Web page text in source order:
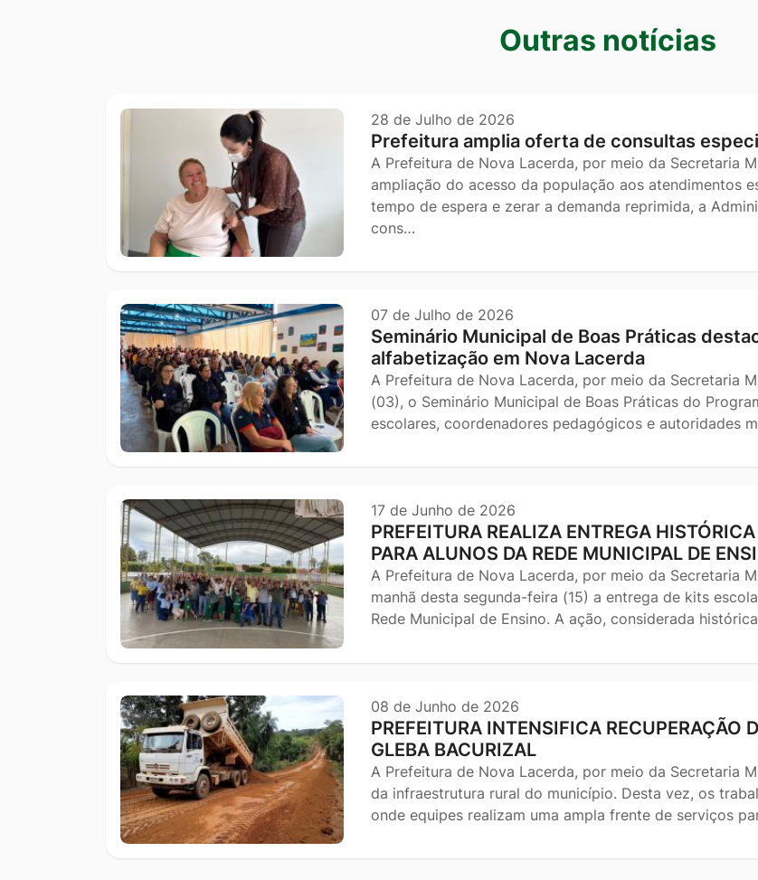
Outras notícias
28 de Julho de 2026
Prefeitura amplia oferta de consultas
A Prefeitura de Nova Lacerda, por meio da Secretaria
ampliação do acesso da população aos atendimentos
tempo de espera e zerar a demanda reprimida, a
cons…
07 de Julho de 2026
Seminário Municipal de Boas Práticas
alfabetização em Nova Lacerda
A Prefeitura de Nova Lacerda, por meio da Secretaria
(03), o Seminário Municipal de Boas Práticas do
escolares, coordenadores pedagógicos e autoridades
17 de Junho de 2026
PREFEITURA REALIZA ENTREGA
PARA ALUNOS DA REDE MUNICIPAL DE
A Prefeitura de Nova Lacerda, por meio da Secretaria
manhã desta segunda-feira (15) a entrega de kits
Rede Municipal de Ensino. A ação, considerada
08 de Junho de 2026
PREFEITURA INTENSIFICA RECUPERAÇÃO
GLEBA BACURIZAL
A Prefeitura de Nova Lacerda, por meio da Secretaria
da infraestrutura rural do município. Desta vez, os
onde equipes realizam uma ampla frente de serviços